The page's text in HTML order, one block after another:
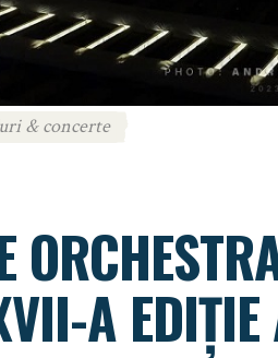
& concerte
A EDIȚIE